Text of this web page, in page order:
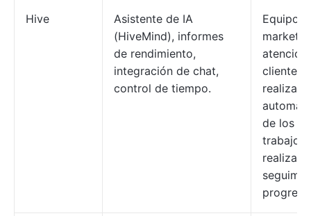
Hive
Asistente de IA
(HiveMind), informes
de rendimiento,
integración de chat,
control de tiempo.
Equipos
atención
cliente
realizan
de los
trabajo y
realizan